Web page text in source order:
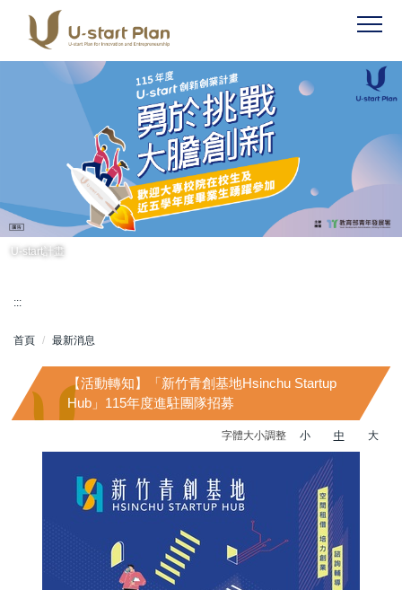
U-start計畫
:::
首頁 最新消息
【活動轉知】「新竹青創基地Hsinchu Startup
Hub」115年度進駐團隊招募
字體大小調整 小 中 大